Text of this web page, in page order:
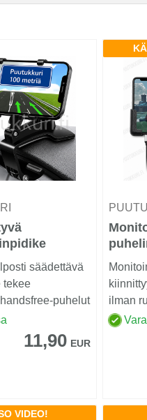
säädettävä
tekee
puhelut
11,90 EUR
ilman
VIDEO!